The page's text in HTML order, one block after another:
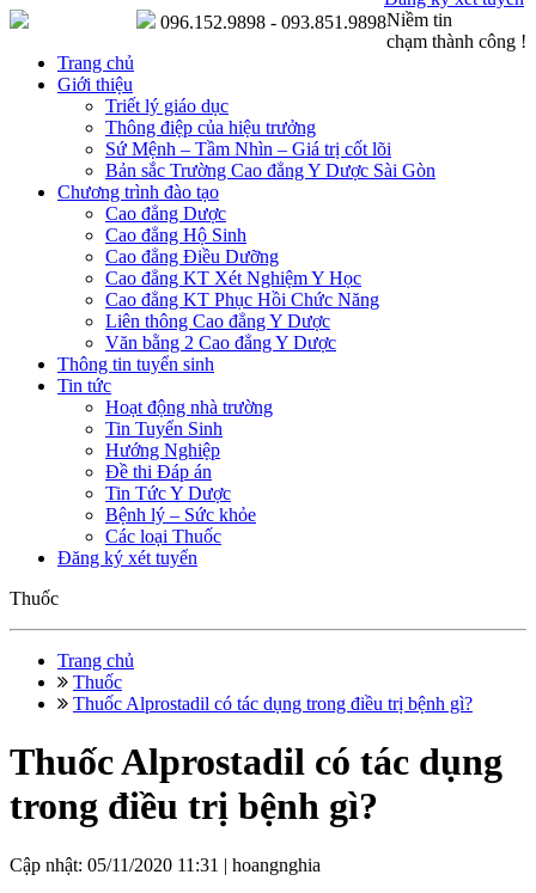
Niềm tin
chạm thành công !
096.152.9898 - 093.851.9898
Trang chủ
Giới thiệu
Triết lý giáo dục
Thông điệp của hiệu trưởng
Sứ Mệnh – Tầm Nhìn – Giá trị cốt lõi
Bản sắc Trường Cao đẳng Y Dược Sài Gòn
Chương trình đào tạo
Cao đẳng Dược
Cao đẳng Hộ Sinh
Cao đẳng Điều Dưỡng
Cao đẳng KT Xét Nghiệm Y Học
Cao đẳng KT Phục Hồi Chức Năng
Liên thông Cao đẳng Y Dược
Văn bằng 2 Cao đẳng Y Dược
Thông tin tuyển sinh
Tin tức
Hoạt động nhà trường
Tin Tuyển Sinh
Hướng Nghiệp
Đề thi Đáp án
Tin Tức Y Dược
Bệnh lý – Sức khỏe
Các loại Thuốc
Đăng ký xét tuyển
Thuốc
Trang chủ
Thuốc
Thuốc Alprostadil có tác dụng trong điều trị bệnh gì?
Thuốc Alprostadil có tác dụng
trong điều trị bệnh gì?
Cập nhật: 05/11/2020 11:31 | hoangnghia